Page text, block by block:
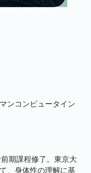
ンコンピュータイン
期課程修了。東京大
、身体性の理解に基